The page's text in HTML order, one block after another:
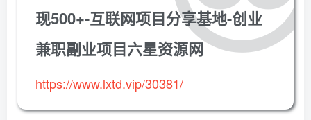
现500+-互联网项目分享基地-创业
兼职副业项目六星资源网
https://www.lxtd.vip/30381/